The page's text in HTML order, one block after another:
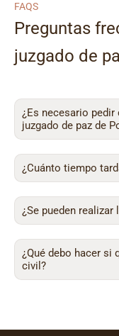
FAQS
Preguntas
juzgado de
¿Es necesario
juzgado de paz de
¿Cuánto tiempo
¿Se pueden
¿Qué debo hacer si
civil?